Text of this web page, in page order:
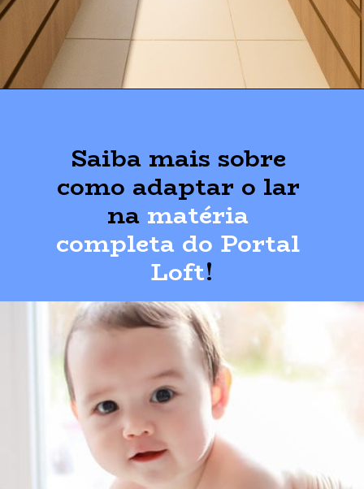
Saiba mais sobre
como adaptar o lar
na matéria
completa do Portal
Loft!